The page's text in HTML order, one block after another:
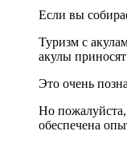
Если вы
Туризм с
акулы
Это очень
Но
обеспечена